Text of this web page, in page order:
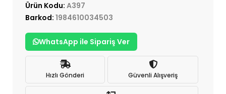
Ürün Kodu: A397
Barkod: 1984610034503
WhatsApp ile Sipariş Ver
Hızlı Gönderi Güvenli Alışveriş